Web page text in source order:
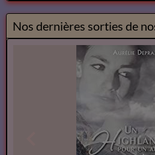
Nos dernières sorties de